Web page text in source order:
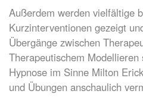
Außerdem werden vielfältige
Kurzinterventionen gezeigt
Übergänge zwischen
Therapeutischem
Hypnose im Sinne Milton
und Übungen anschaulich